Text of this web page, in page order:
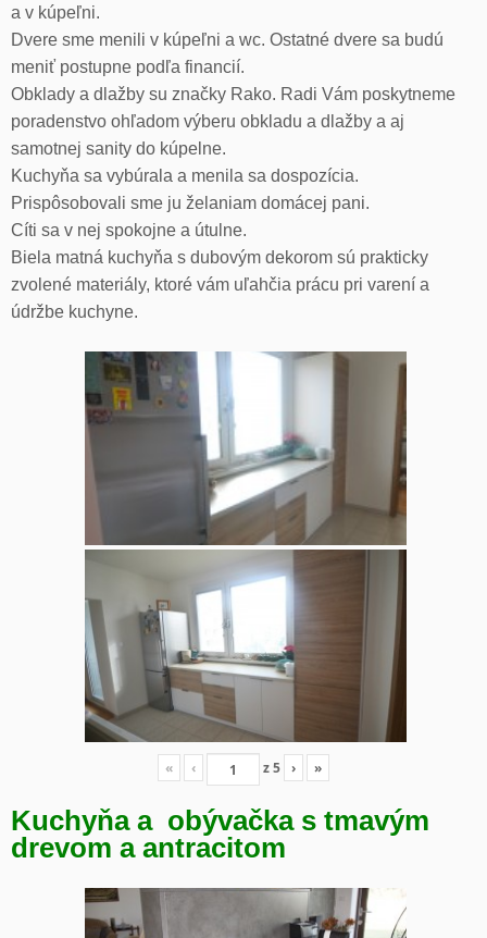
a v kúpeľni.
Dvere sme menili v kúpeľni a wc. Ostatné dvere sa budú
meniť postupne podľa financií.
Obklady a dlažby su značky Rako. Radi Vám poskytneme
poradenstvo ohľadom výberu obkladu a dlažby a aj
samotnej sanity do kúpelne.
Kuchyňa sa vybúrala a menila sa dospozícia.
Prispôsobovali sme ju želaniam domácej pani.
Cíti sa v nej spokojne a útulne.
Biela matná kuchyňa s dubovým dekorom sú prakticky
zvolené materiály, ktoré vám uľahčia prácu pri varení a
údržbe kuchyne.
« ‹ z5 › »
Kuchyňa a obývačka s tmavým
drevom a antracitom